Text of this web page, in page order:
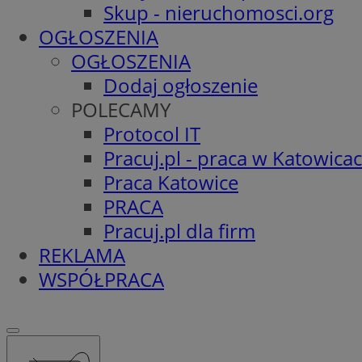
Skup - nieruchomosci.org
OGŁOSZENIA
OGŁOSZENIA
Dodaj ogłoszenie
POLECAMY
Protocol IT
Pracuj.pl - praca w
Praca Katowice
PRACA
Pracuj.pl dla firm
REKLAMA
WSPÓŁPRACA